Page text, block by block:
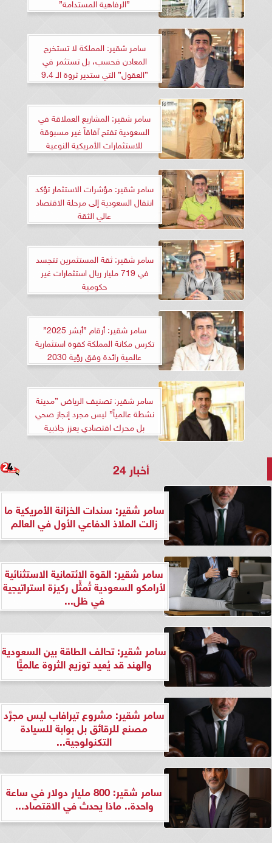
سامر شقير: المملكة لا تستخرج
المعادن فحسب، بل تستثمر في
”العقول” التي ستدير ثروة الـ 9.4
تريليونات ريال
سامر شقير: المشاريع العملاقة في
السعودية تفتح آفاقاً غير مسبوقة
للاستثمارات الأمريكية النوعية
سامر شقير: مؤشرات الاستثمار تؤكد
انتقال السعودية إلى مرحلة الاقتصاد
عالي الثقة
سامر شقير: ثقة المستثمرين تتجسد
في 719 مليار ريال استثمارات غير
حكومية
سامر شقير: أرقام ”أبشر 2025”
تكرس مكانة المملكة كقوة استثمارية
عالمية رائدة وفق رؤية 2030
سامر شقير: تصنيف الرياض ”مدينة
نشطة عالمياً” ليس مجرد إنجاز صحي
بل محرك اقتصادي يعزز جاذبية
الاستثمار الأجنبي
أخبار 24
سامر شقير: سندات الخزانة الأمريكية ما
زالت الملاذ الدفاعي الأول في العالم
سامر شقير: القوة الائتمانية الاستثنائية
لأرامكو السعودية تُمثِّل ركيزة استراتيجية
في ظل...
سامر شقير: تحالف الطاقة بين السعودية
والهند قد يُعيد توزيع الثروة عالميًّا
سامر شقير: مشروع تيرافاب ليس مجرَّد
مصنع للرقائق بل بوابة للسيادة
التكنولوجية...
سامر شقير: 800 مليار دولار في ساعة
واحدة.. ماذا يحدث في الاقتصاد...